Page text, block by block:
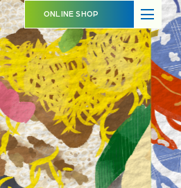
ONLINE SHOP
SHOP OVERVIEW
ショップ概要
LATEST EVENTS
イベント情報
CONTACT
お問い合わせ